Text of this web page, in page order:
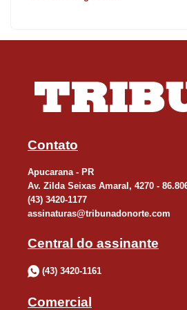
Ele avalia que a operação é de suma
criminosa está envolvida não só com o
violência de modo geral, principalmente
complementa que policiais da equipe
Especais (COPE), de Curitiba, que
monitoraram ligações telefônicas feitas
escutando tudo”, diz. Segundo a
horas de conversas dos membros do
Contato
Apucarana - PR
Av. Zilda Seixas Amaral,
(43) 3420-1177
assinaturas@tribunadonorte.com
Central do assinante
(43) 3420-1161
Comercial